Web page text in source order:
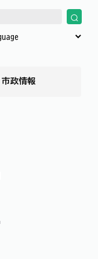
市政情報